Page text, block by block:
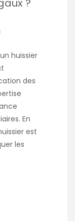
?
huissier
des
En
est
les